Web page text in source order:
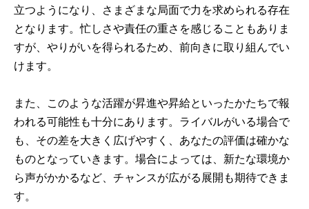
立つようになり、さまざまな局面で力を求められる存在
となります。忙しさや責任の重さを感じることもありま
すが、やりがいを得られるため、前向きに取り組んでい
けます。
また、このような活躍が昇進や昇給といったかたちで報
われる可能性も十分にあります。ライバルがいる場合で
も、その差を大きく広げやすく、あなたの評価は確かな
ものとなっていきます。場合によっては、新たな環境か
ら声がかかるなど、チャンスが広がる展開も期待できま
す。